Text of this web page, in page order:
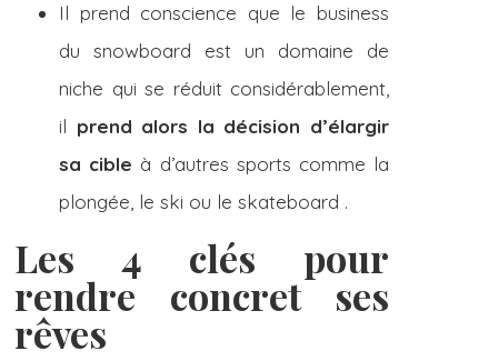
Il prend conscience que le business
du snowboard est un domaine de
niche qui se réduit considérablement,
il prend alors la décision d’élargir
sa cible à d’autres sports comme la
plongée, le ski ou le skateboard .
Les 4 clés pour
rendre concret ses
rêves